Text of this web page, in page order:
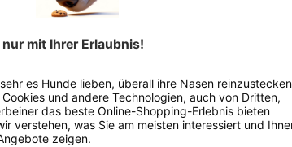
Outlet